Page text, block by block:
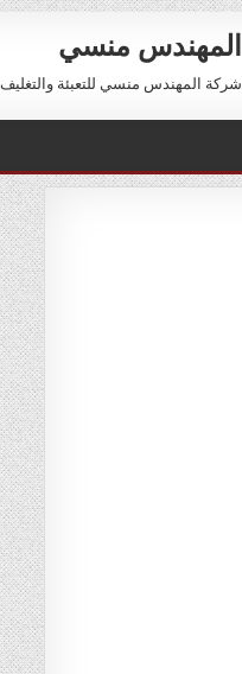
المهندس منسي
شركة المهندس منسي للتعبئة والتغليف 01211116954 – 01211116956 – 01211116958